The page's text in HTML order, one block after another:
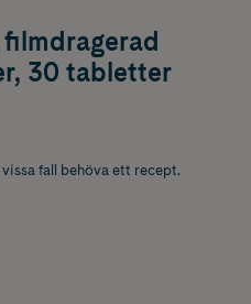
30 tabletter
fall behöva ett recept.